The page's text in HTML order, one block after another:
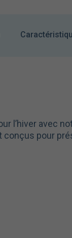
l’hiver avec
conçus pour